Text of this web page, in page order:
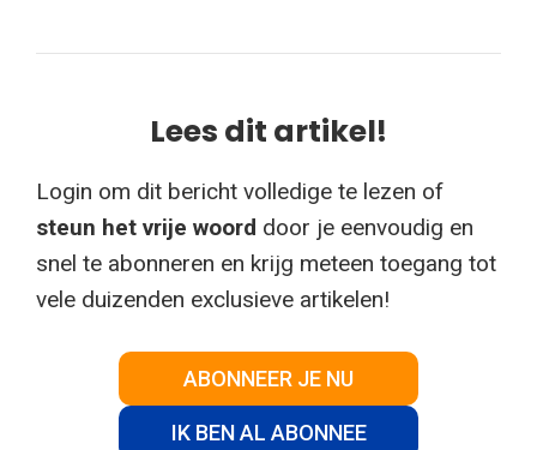
Lees dit artikel!
Login om dit bericht volledige te lezen of
steun het vrije woord door je eenvoudig en
snel te abonneren en krijg meteen toegang tot
vele duizenden exclusieve artikelen!
ABONNEER JE NU
IK BEN AL ABONNEE